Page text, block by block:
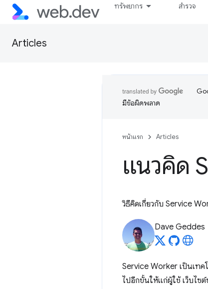
ทรัพยากร สำรวจ
Articles
มีข้อผิดพลาด
หน้าแรก Articles
แนวคิด
วิธีคิดเกี่ยวกับ Service
Dave Geddes
Service Worker เป็นเทค
ไปอีกขั้นให้แก่ผู้ใช้ เว็บไซ